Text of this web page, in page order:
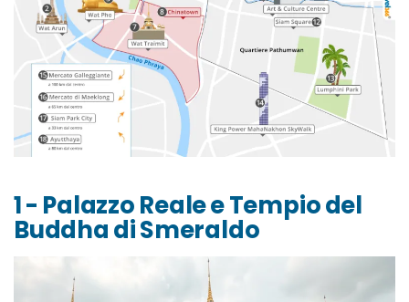
1 - Palazzo Reale e Tempio del
Buddha di Smeraldo